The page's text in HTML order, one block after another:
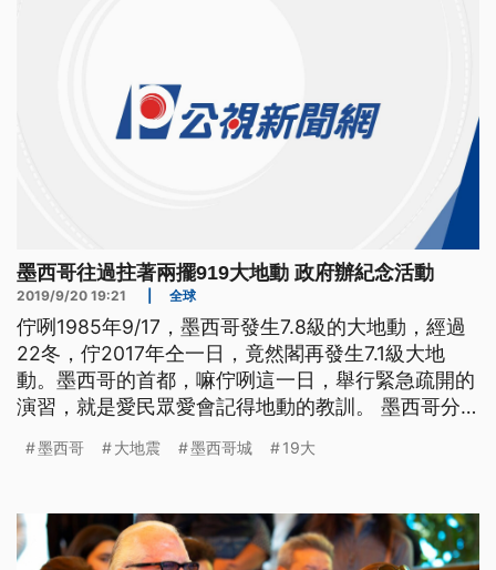
墨西哥往過拄著兩擺919大地動 政府辦紀念活動
2019/9/20 19:21 全球
佇咧1985年9/17，墨西哥發生7.8級的大地動，經過
22冬，佇2017年仝一日，竟然閣再發生7.1級大地
動。墨西哥的首都，嘛佇咧這一日，舉行緊急疏開的
演習，就是愛民眾愛會記得地動的教訓。 墨西哥分
成共一萬多人喪生。今年官方舉行聯合追悼紀念活
== 在此記住受難者 他們的親朋好友 以及所有的
墨西哥 大地震 墨西哥城 19大